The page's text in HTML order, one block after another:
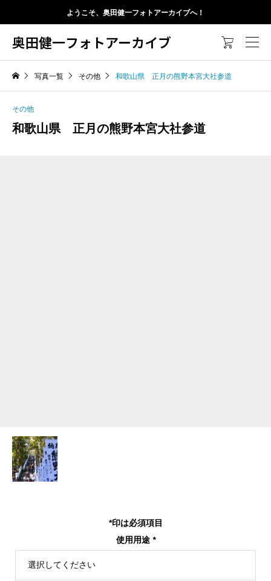
ようこそ、奥田健一フォトアーカイブへ！
奥田健一フォトアーカイブ 
写真一覧 その他 和歌山県 正月の熊野本宮大社参道
その他
和歌山県 正月の熊野本宮大社参道
*印は必須項目
使用用途 *